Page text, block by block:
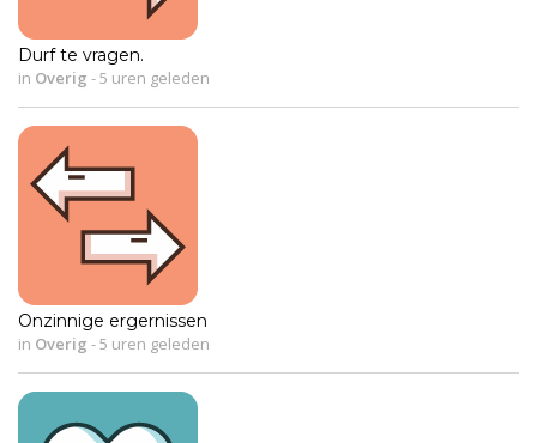
Durf te vragen.
in Overig -5 uren geleden
Onzinnige ergernissen
in Overig -5 uren geleden